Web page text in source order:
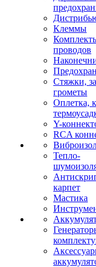
Клеммы
проводов
Стяжки,
грометы
Оплетка,
Y-
RCA
Тепло-
карпет
Мастика